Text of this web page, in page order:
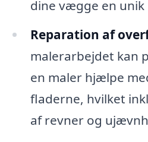
dine vægge en unik
Reparation af
malerarbejdet kan
en maler hjælpe
fladerne, hvilket
af revner og